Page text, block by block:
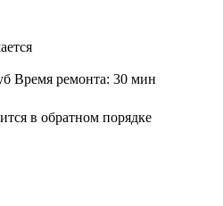
Время ремонта: 30 мин
в обратном порядке